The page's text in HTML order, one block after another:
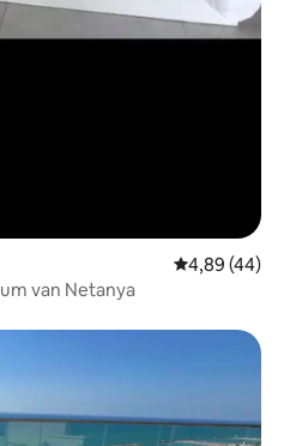
Gemiddelde
4,89 (44)
van Netanya